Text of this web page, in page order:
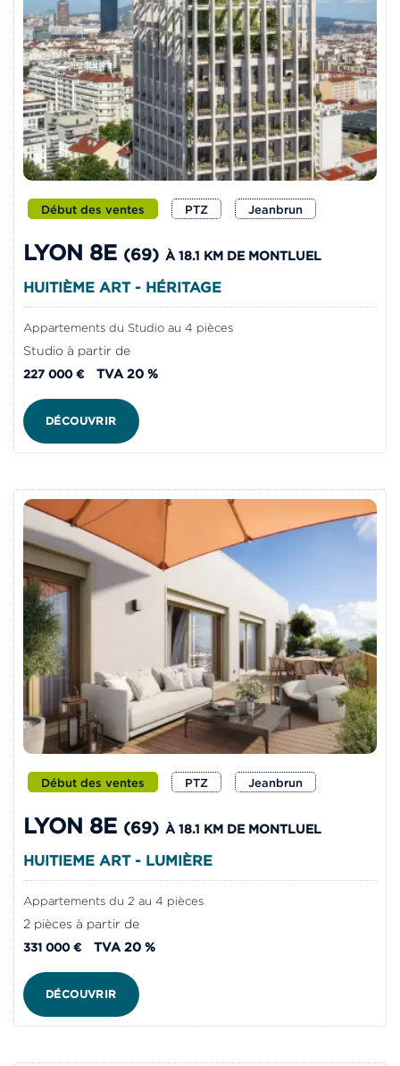
Début des ventes PTZ Jeanbrun
LYON 8E (69) À 18.1 KM DE MONTLUEL
HUITIÈME ART - HÉRITAGE
Appartements du Studio au 4 pièces
Studio à partir de
227 000 € TVA 20 %
DÉCOUVRIR
Début des ventes PTZ Jeanbrun
LYON 8E (69) À 18.1 KM DE MONTLUEL
HUITIEME ART - LUMIÈRE
Appartements du 2 au 4 pièces
2 pièces à partir de
331 000 € TVA 20 %
DÉCOUVRIR